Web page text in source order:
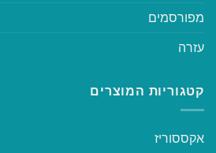
מפורסמים
עזרה
קטגוריות המוצרים
אקססוריז